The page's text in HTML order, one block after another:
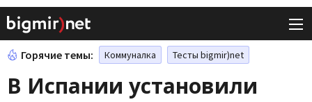
Горячие темы: Коммуналка Тесты bigmir)net
В Испании установили